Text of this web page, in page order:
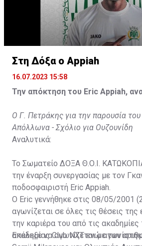
Στη Δόξα ο Appiah
16.07.2023 15:58
Την απόκτηση του Eric Appiah,
Ο Γ. Πετράκης για την παρουσία
Απόλλωνα - Σχόλιο για Ουζουνίδη
Αναλυτικά:
Το Σωματείο ΔΟΞΑ Θ.Ο.Ι.
την έναρξη συνεργασίας με τον
ποδοσφαιριστή Eric Appiah.
Ο Eric γεννήθηκε στις 08/05/2001
αγωνίζεται σε όλες τις θέσεις της
την καριέρα του από τις ακαδημίες
ακαδημίας Club NXT ενώ
Επέλεξε να αγωνίζεται με τον